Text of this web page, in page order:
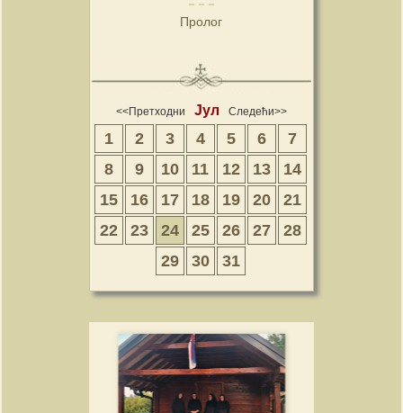
Пролог
<<Претходни Јул Следећи>>
1 2 3 4 5 6
7
8
9 10 11 12 13
14
15
16 17 18 19 20
21
22
23 24 25 26 27
28
29
30 31